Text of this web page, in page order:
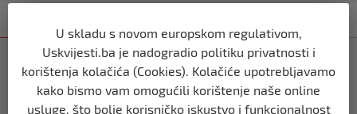
SVIJET
Italijanski kapetan iz flotile za Gazu
primio islam nakon što su izraelske
snage prekinule molitvu njegove
U skladu s novom europskom regulativom,
Uskvijesti.ba je nadogradio politiku privatnosti i
korištenja kolačića (Cookies). Kolačiće upotrebljavamo
kako bismo vam omogućili korištenje naše online
usluge, što bolje korisničko iskustvo i funkcionalnost